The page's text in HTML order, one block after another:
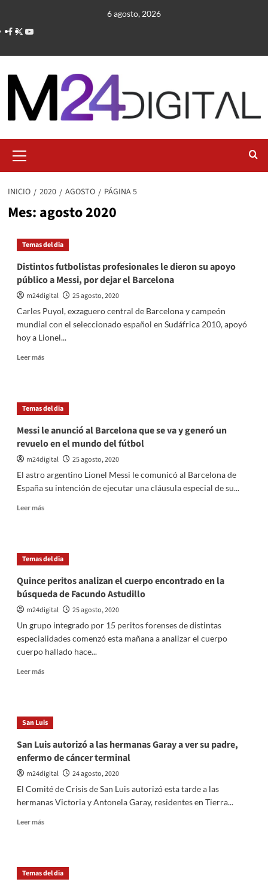
contenido
6 agosto, 2026
primario
INICIO 2020 AGOSTO PÁGINA 5
Mes: agosto 2020
Temas del dia
Distintos futbolistas profesionales le dieron su apoyo
público a Messi, por dejar el Barcelona
m24digital
25 agosto, 2020
Carles Puyol, exzaguero central de Barcelona y campeón
mundial con el seleccionado español en Sudáfrica 2010, apoyó
hoy a Lionel...
Leer másLeer
futbolistas
profesionales
dieron
su
apoyo
a
Messi,
Temas del dia
Messi le anunció al Barcelona que se va y generó un
revuelo en el mundo del fútbol
m24digital
25 agosto, 2020
El astro argentino Lionel Messi le comunicó al Barcelona de
España su intención de ejecutar una cláusula especial de su...
Leer másLeer
le
anunció
Barcelona
que
se
y
generó
un
en
fútbol
Temas del dia
Quince peritos analizan el cuerpo encontrado en la
búsqueda de Facundo Astudillo
m24digital
25 agosto, 2020
Un grupo integrado por 15 peritos forenses de distintas
especialidades comenzó esta mañana a analizar el cuerpo
cuerpo hallado hace...
Leer másLeer
peritos
analizan
cuerpo
encontrado
en
búsqueda
de
San Luis
San Luis autorizó a las hermanas Garay a ver su padre,
enfermo de cáncer terminal
m24digital
24 agosto, 2020
El Comité de Crisis de San Luis autorizó esta tarde a las
hermanas Victoria y Antonela Garay, residentes en Tierra...
Leer másLeer
Luis
autorizó
Temas del dia